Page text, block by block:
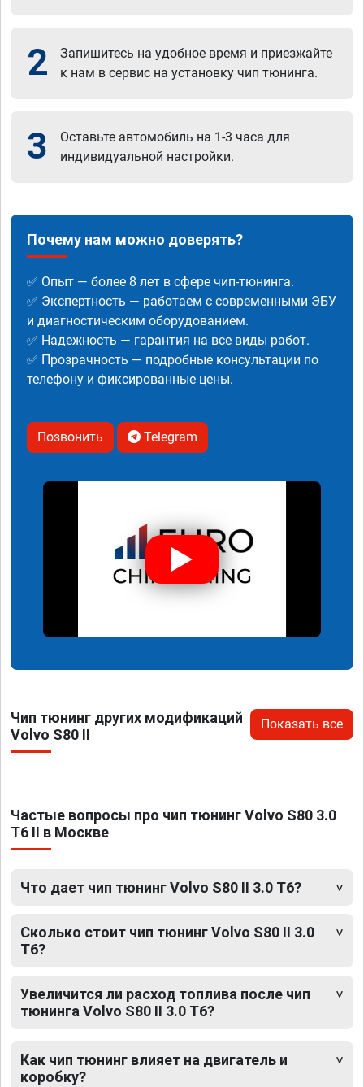
2
Запишитесь на удобное время и приезжайте
к нам в сервис на установку чип тюнинга.
3
Оставьте автомобиль на 1-3 часа для
индивидуальной настройки.
Почему нам можно доверять?
✅ Опыт — более 8 лет в сфере чип-тюнинга.
✅ Экспертность — работаем с современными ЭБУ
и диагностическим оборудованием.
✅ Надежность — гарантия на все виды работ.
✅ Прозрачность — подробные консультации по
телефону и фиксированные цены.
Позвонить Telegram
Чип тюнинг других модификаций
Volvo S80 II
Показать все
Частые вопросы про чип тюнинг Volvo S80 3.0
T6 II в Москве
Что дает чип тюнинг Volvo S80 II 3.0 T6?
Сколько стоит чип тюнинг Volvo S80 II 3.0
T6?
Увеличится ли расход топлива после чип
тюнинга Volvo S80 II 3.0 T6?
Как чип тюнинг влияет на двигатель и
коробку?